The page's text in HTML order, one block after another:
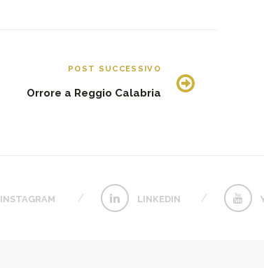
POST SUCCESSIVO
Orrore a Reggio Calabria
INSTAGRAM LINKEDIN